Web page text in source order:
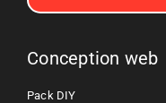
Conception web
Pack DIY